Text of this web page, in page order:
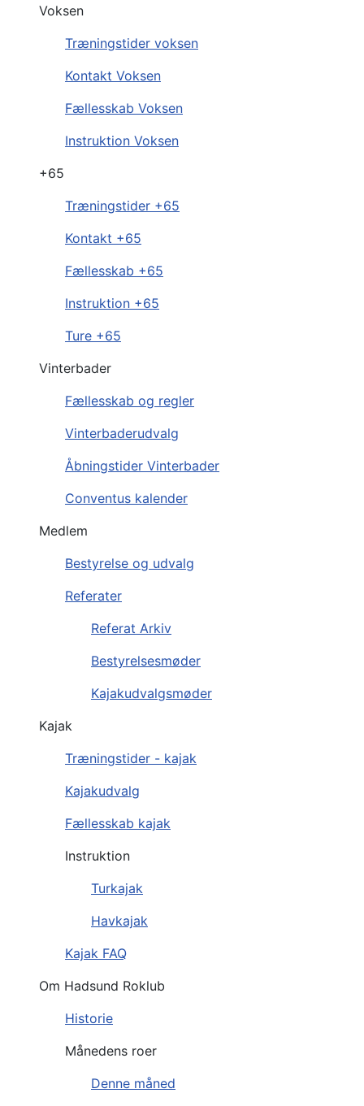
Voksen
Træningstider voksen
Kontakt Voksen
Fællesskab Voksen
Instruktion Voksen
+65
Træningstider +65
Kontakt +65
Fællesskab +65
Instruktion +65
Ture +65
Vinterbader
Fællesskab og regler
Vinterbaderudvalg
Åbningstider Vinterbader
Conventus kalender
Medlem
Bestyrelse og udvalg
Referater
Referat Arkiv
Bestyrelsesmøder
Kajakudvalgsmøder
Kajak
Træningstider - kajak
Kajakudvalg
Fællesskab kajak
Instruktion
Turkajak
Havkajak
Kajak FAQ
Om Hadsund Roklub
Historie
Månedens roer
Denne måned